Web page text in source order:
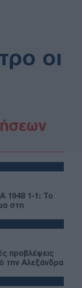
οι
1948 1-1: Το
στη
προβλέψεις
την Αλεξάνδρα